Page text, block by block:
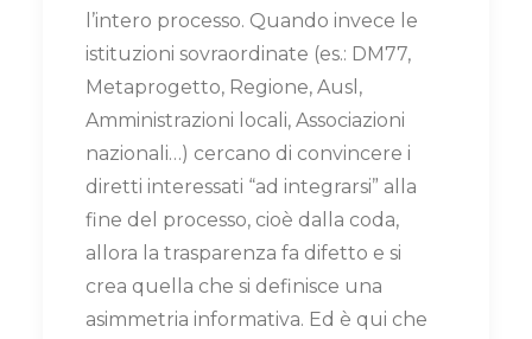
l’intero processo. Quando invece le
istituzioni sovraordinate (es.: DM77,
Metaprogetto, Regione, Ausl,
Amministrazioni locali, Associazioni
nazionali…) cercano di convincere i
diretti interessati “ad integrarsi” alla
fine del processo, cioè dalla coda,
allora la trasparenza fa difetto e si
crea quella che si definisce una
asimmetria informativa. Ed è qui che